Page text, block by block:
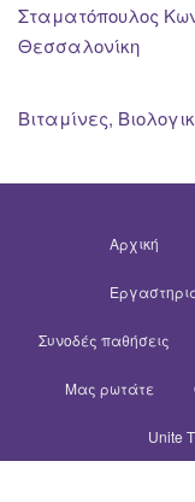
Σταματόπουλος
Θεσσαλονίκη
Βιταμίνες,
Αρχική
Συνοδές παθήσεις
Μας ρωτάτε
Unite